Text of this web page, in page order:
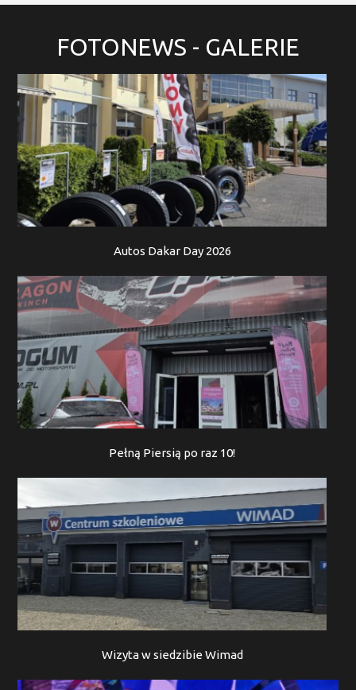
FOTONEWS - GALERIE
Autos Dakar Day 2026
Pełną Piersią po raz 10!
Wizyta w siedzibie Wimad